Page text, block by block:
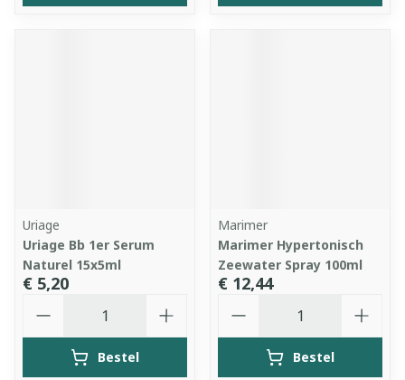
Uriage
Uriage Bb 1er Serum
Naturel 15x5ml
€ 5,20
Bestel
Marimer
Marimer Hypertonisch
Zeewater Spray 100ml
€ 12,44
Bestel